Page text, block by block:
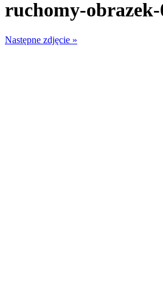
ruchomy-obrazek-
Następne zdjęcie »